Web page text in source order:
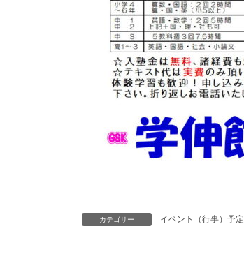
カテゴリー イベント（行事）予定